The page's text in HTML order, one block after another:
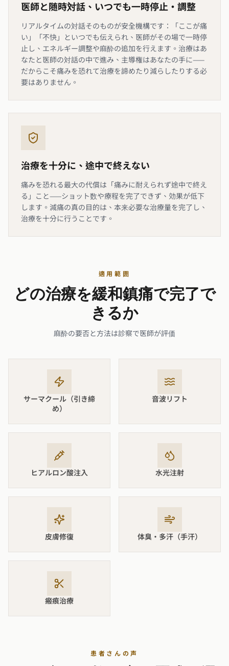
医師と随時対話、いつでも一時停止・調整
リアルタイムの対話そのものが安全機構です：「ここが痛
い」「不快」といつでも伝えられ、医師がその場で一時停
止し、エネルギー調整や麻酔の追加を行えます。治療はあ
なたと医師の対話の中で進み、主導権はあなたの手に——
だからこそ痛みを恐れて治療を諦めたり減らしたりする必
要はありません。
治療を十分に、途中で終えない
痛みを恐れる最大の代償は「痛みに耐えられず途中で終え
る」こと——ショット数や療程を完了できず、効果が低下
します。減痛の真の目的は、本来必要な治療量を完了し、
治療を十分に行うことです。
適用範囲
どの治療を緩和鎮痛で完了で
きるか
麻酔の要否と方法は診察で医師が評価
サーマクール（引き締
め）
音波リフト
ヒアルロン酸注入 水光注射
皮膚修復 体臭・多汗（手汗）
瘢痕治療
患者さんの声